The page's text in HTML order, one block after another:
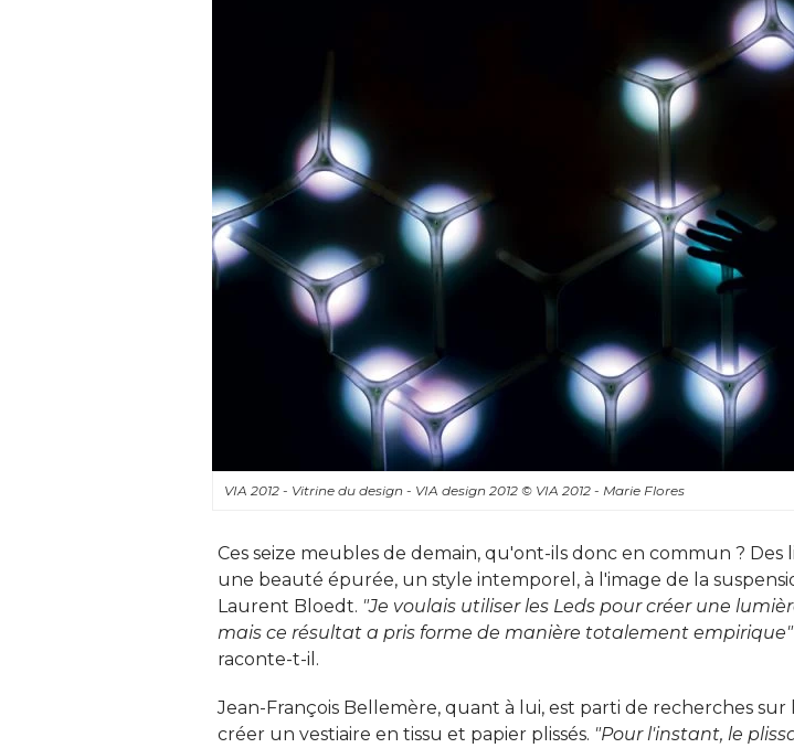
VIA 2012 - Vitrine du design - VIA design 2012© VIA 2012 - Marie Flores
Ces seize meubles de demain, qu'ont-ils donc en commun ? Des
une beauté épurée, un style intemporel, à l'image de la
Laurent Bloedt. "Je voulais utiliser les Leds pour créer une
mais ce résultat a pris forme de manière totalement empirique"
raconte-t-il.
Jean-François Bellemère, quant à lui, est parti de recherches sur
créer un vestiaire en tissu et papier plissés. "Pour l'instant, le